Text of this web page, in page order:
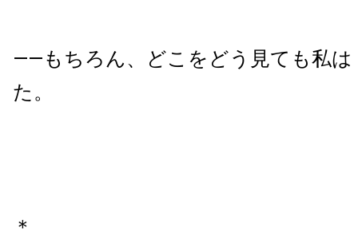
——もちろん、どこをどう見ても私は
た。
＊